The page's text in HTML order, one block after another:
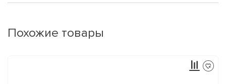
Похожие товары